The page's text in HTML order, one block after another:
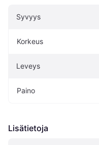
Syvyys
Korkeus
Leveys
Paino
Lisätietoja